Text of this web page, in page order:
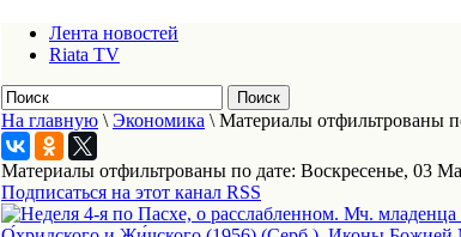
Лента новостей
Riata TV
На главную \ Экономика \ Материалы отфильтрованы
Материалы отфильтрованы по дате: Воскресенье, 03
Подписаться на этот канал RSS